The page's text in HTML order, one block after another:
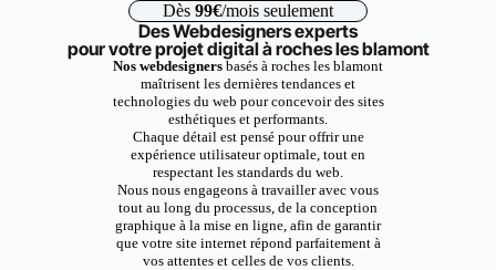
Dès 99€/mois seulement
Des Webdesigners experts
pour votre projet digital à roches les blamont
Nos webdesigners basés à roches les blamont
maîtrisent les dernières tendances et
technologies du web pour concevoir des sites
esthétiques et performants.
Chaque détail est pensé pour offrir une
expérience utilisateur optimale, tout en
respectant les standards du web.
Nous nous engageons à travailler avec vous
tout au long du processus, de la conception
graphique à la mise en ligne, afin de garantir
que votre site internet répond parfaitement à
vos attentes et celles de vos clients.